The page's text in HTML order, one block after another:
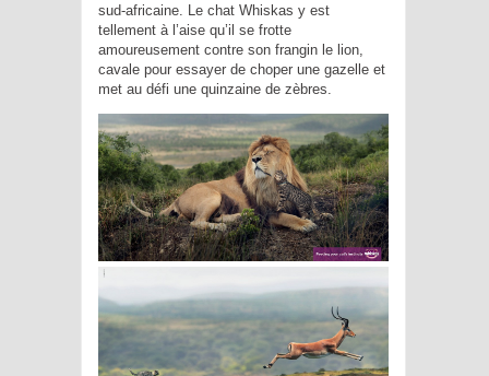
sud-africaine. Le chat Whiskas y est
tellement à l’aise qu’il se frotte
amoureusement contre son frangin le lion,
cavale pour essayer de choper une gazelle et
met au défi une quinzaine de zèbres.